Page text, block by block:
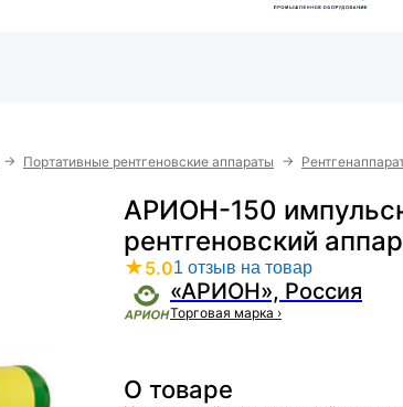
→ Портативные рентгеновские аппараты →
АРИОН-150
рентгеновский
★5.01 отзыв на товар
«АРИОН», Россия
Торговая марка ›
О товаре